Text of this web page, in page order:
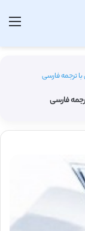
ترجمه فارسی
فارسی